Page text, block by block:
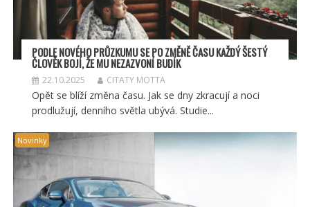
PODLE NOVÉHO PRŮZKUMU SE PO ZMĚNĚ ČASU KAŽDÝ ŠESTÝ
ČLOVĚK BOJÍ, ŽE MU NEZAZVONÍ BUDÍK
22.10.2025 CITATY MOTTA
Opět se blíží změna času. Jak se dny zkracují a noci
prodlužují, denního světla ubývá. Studie...
Novinky